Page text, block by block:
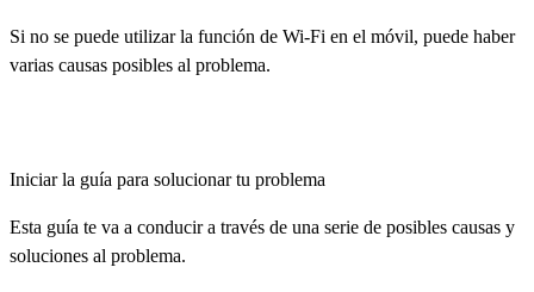
Si no se puede utilizar la función de Wi-Fi en el móvil, puede haber
varias causas posibles al problema.
Iniciar la guía para solucionar tu problema
Esta guía te va a conducir a través de una serie de posibles causas y
soluciones al problema.